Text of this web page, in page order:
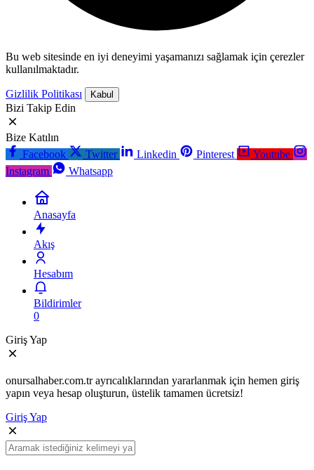
Bu web sitesinde en iyi deneyimi yaşamanızı sağlamak için çerezler
kullanılmaktadır.
Gizlilik Politikası Kabul
Bizi Takip Edin
Bize Katılın
Facebook
Twitter Linkedin Pinterest
Youtube
Instagram
Whatsapp
Anasayfa
Akış
Hesabım
Bildirimler
0
Giriş Yap
onursalhaber.com.tr ayrıcalıklarından yararlanmak için hemen giriş
yapın veya hesap oluşturun, üstelik tamamen ücretsiz!
Giriş Yap